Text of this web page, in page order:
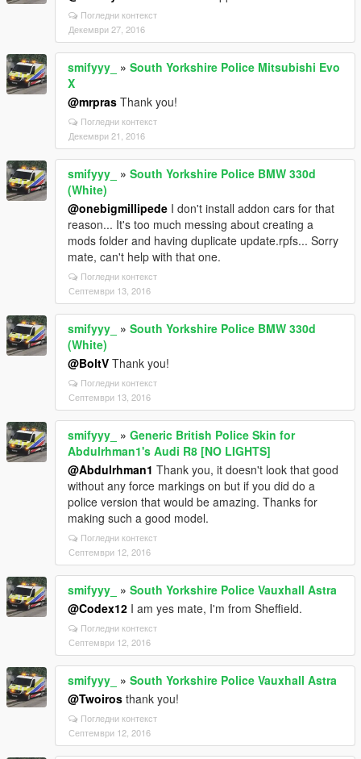
Погледни контекст
Декември 27, 2016
smifyyy_ » South Yorkshire Police Mitsubishi Evo
X
@mrpras Thank you!
Погледни контекст
Декември 21, 2016
smifyyy_ » South Yorkshire Police BMW 330d
(White)
@onebigmillipede I don't install addon cars for that
reason... It's too much messing about creating a
mods folder and having duplicate update.rpfs... Sorry
mate, can't help with that one.
Погледни контекст
Септември 13, 2016
smifyyy_ » South Yorkshire Police BMW 330d
(White)
@BoltV Thank you!
Погледни контекст
Септември 13, 2016
smifyyy_ » Generic British Police Skin for
Abdulrhman1's Audi R8 [NO LIGHTS]
@Abdulrhman1 Thank you, it doesn't look that good
without any force markings on but if you did do a
police version that would be amazing. Thanks for
making such a good model.
Погледни контекст
Септември 12, 2016
smifyyy_ » South Yorkshire Police Vauxhall Astra
@Codex12 I am yes mate, I'm from Sheffield.
Погледни контекст
Септември 12, 2016
smifyyy_ » South Yorkshire Police Vauxhall Astra
@Twoiros thank you!
Погледни контекст
Септември 12, 2016